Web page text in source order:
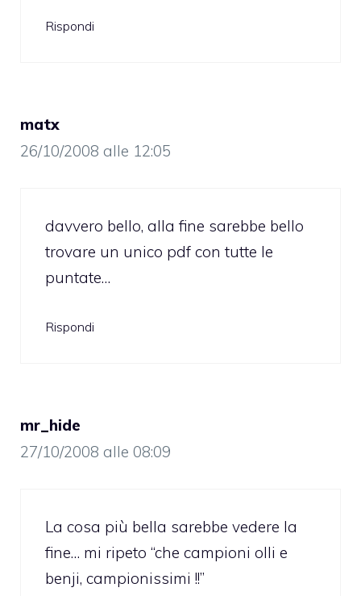
Rispondi
matx
26/10/2008 alle 12:05
davvero bello, alla fine sarebbe bello
trovare un unico pdf con tutte le
puntate…
Rispondi
mr_hide
27/10/2008 alle 08:09
La cosa più bella sarebbe vedere la
fine… mi ripeto “che campioni olli e
benji, campionissimi !!”